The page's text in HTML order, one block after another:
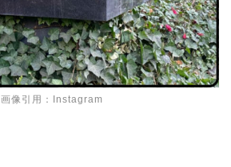
画像引用：Instagram